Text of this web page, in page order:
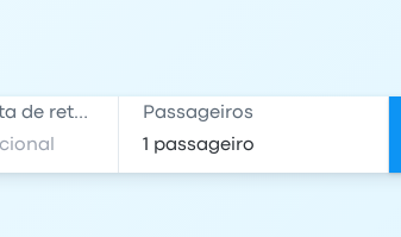
Data de retorno Passageiros